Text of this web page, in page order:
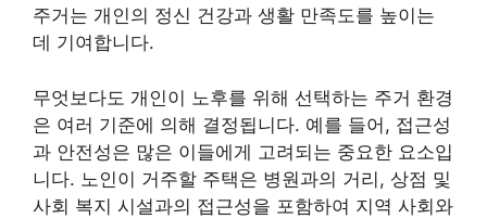
주거는 개인의 정신 건강과 생활 만족도를 높이는
데 기여합니다.
무엇보다도 개인이 노후를 위해 선택하는 주거 환경
은 여러 기준에 의해 결정됩니다. 예를 들어, 접근성
과 안전성은 많은 이들에게 고려되는 중요한 요소입
니다. 노인이 거주할 주택은 병원과의 거리, 상점 및
사회 복지 시설과의 접근성을 포함하여 지역 사회와